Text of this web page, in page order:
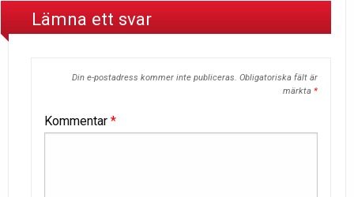
Lämna ett svar
Din e-postadress kommer inte publiceras. Obligatoriska fält är
märkta *
Kommentar *